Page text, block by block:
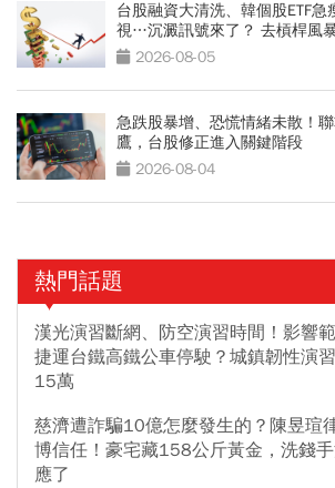
台股融資大清洗、韓個股ETF
視…沉澱訊號來了？ 去槓桿風
2026-08-05
急跌股暴增、恐慌情緒未散！
鷹，台股修正進入關鍵階段
2026-08-04
熱門話題
漢光演習斷網、防空演習時間！影響
捷運台鐵高鐵公車停駛？城鎮韌性演
15萬
慈濟遭詐騙10億怎麼發生的？陳昱瑄
博信任！豪宅藏158公斤黃金，洗錢
應了